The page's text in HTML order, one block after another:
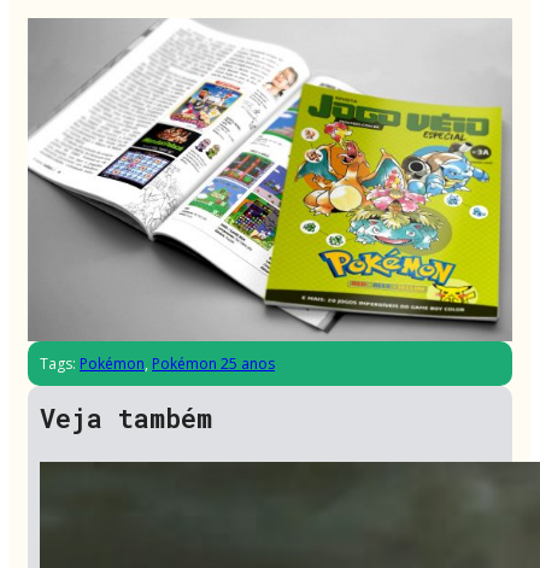
Tags: Pokémon, Pokémon 25 anos
Veja também